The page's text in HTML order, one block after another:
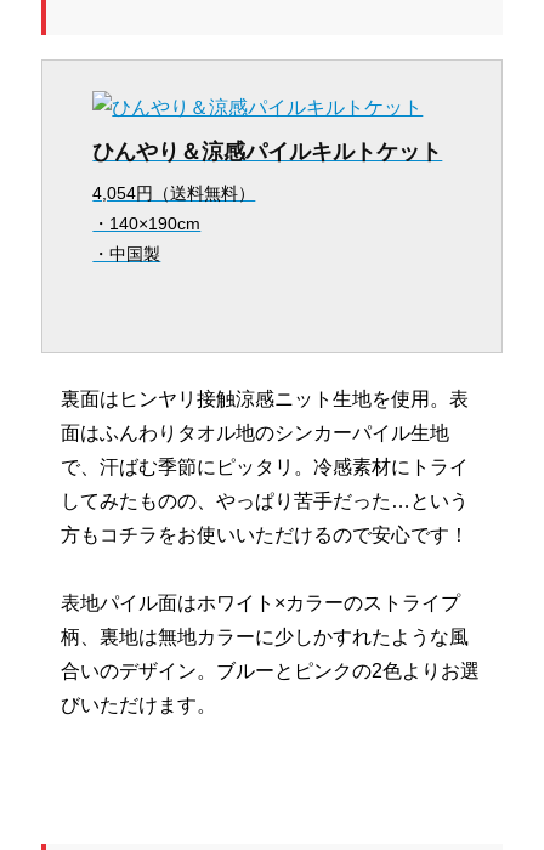
ひんやり＆涼感パイルキルトケット
4,054円（送料無料）
・140×190cm
・中国製
裏面はヒンヤリ接触涼感ニット生地を使用。表
面はふんわりタオル地のシンカーパイル生地
で、汗ばむ季節にピッタリ。冷感素材にトライ
してみたものの、やっぱり苦手だった…という
方もコチラをお使いいただけるので安心です！
表地パイル面はホワイト×カラーのストライプ
柄、裏地は無地カラーに少しかすれたような風
合いのデザイン。ブルーとピンクの2色よりお選
びいただけます。